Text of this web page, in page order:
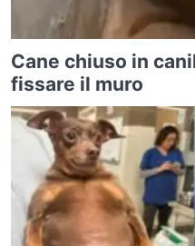
Cane chiuso in
fissare il muro